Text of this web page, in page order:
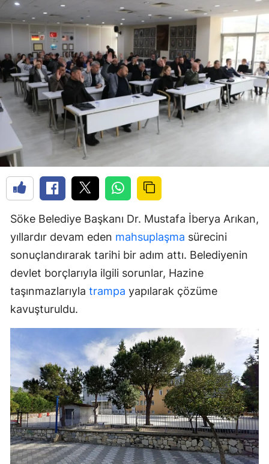
Söke Belediye Başkanı Dr. Mustafa İberya Arıkan,
yıllardır devam eden mahsuplaşma sürecini
sonuçlandırarak tarihi bir adım attı. Belediyenin
devlet borçlarıyla ilgili sorunlar, Hazine
taşınmazlarıyla trampa yapılarak çözüme
kavuşturuldu.